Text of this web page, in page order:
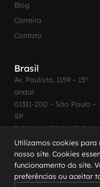
Blog
Carreira
Contato
Brasil
Av. Paulista, 1159 – 15º
andar
01311-200 – São Paulo –
SP
Telefone: +55 11 4560-
2600
Utilizamos cookies para
nosso site. Cookies
funcionamento do site.
preferências ou aceitar